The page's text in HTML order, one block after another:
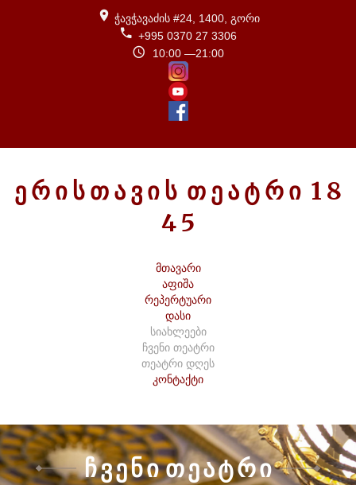
ჭავჭავაძის #24, 1400, გორი
+995 0370 27 3306
10:00 —21:00
ᲔᲠᲘᲡᲗᲐᲕᲘᲡ ᲗᲔᲐᲢᲠᲘ 1 8
45
მთავარი
აფიშა
რეპერტუარი
დასი
სიახლეები
ჩვენი თეატრი
თეატრი დღეს
კონტაქტი
ᲩᲕᲔᲜᲘ ᲗᲔᲐᲢᲠᲘ